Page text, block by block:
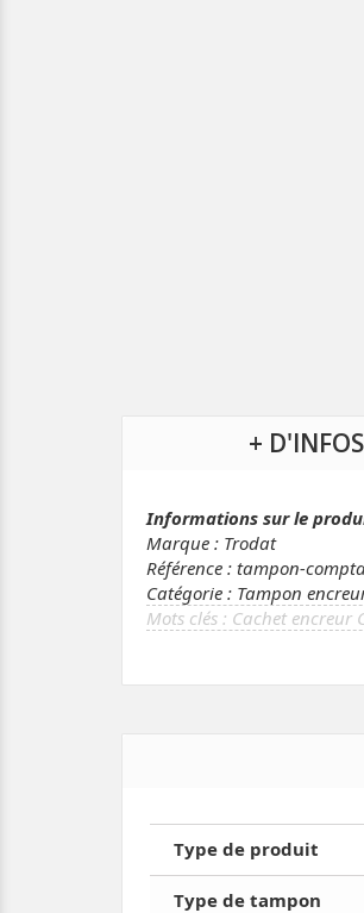
+
Informations sur le
Marque : Trodat
Référence : tampon-
Catégorie : Tampon
Cachet encreur
Type de produit
Type de tampon